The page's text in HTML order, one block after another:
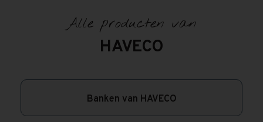
Alle producten van
HAVECO
Banken van HAVECO